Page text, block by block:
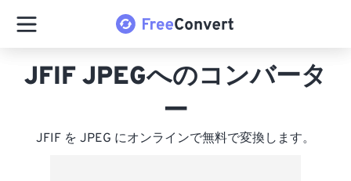
JFIF JPEGへのコンバータ
ー
JFIF を JPEG にオンラインで無料で変換します。